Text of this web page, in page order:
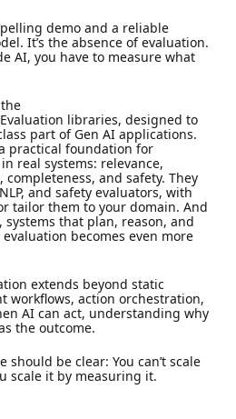
demo and a reliable
It’s the absence of evaluation.
AI, you have to measure what
libraries, designed to
part of Gen AI applications.
practical foundation for
real systems: relevance,
and safety. They
and safety evaluators, with
tailor them to your domain. And
systems that plan, reason, and
becomes even more
extends beyond static
workflows, action orchestration,
AI can act, understanding why
the outcome.
be clear: You can’t scale
scale it by measuring it.